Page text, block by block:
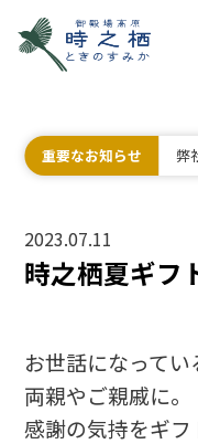
重要なお知らせ
弊
2023.07.11
時之栖夏ギフ
お世話になって
両親やご親戚に。
感謝の気持をギフ